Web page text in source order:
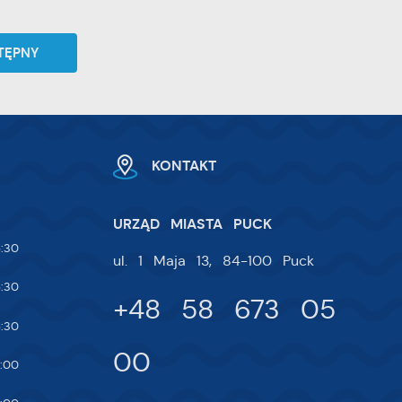
KONTAKT
URZĄD MIASTA PUCK
ul. 1 Maja 13, 84-100 Puck
+48 58 673 05
00